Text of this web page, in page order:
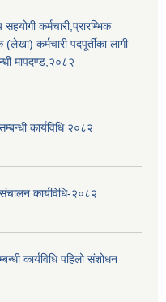
कर्मचारी,प्रारम्भिक
कर्मचारी पदपूर्तीका लागी
मापदण्ड,२०८२
कार्यविधि २०८२
कार्यविधि-२०८२
कार्यविधि पहिलो संशोधन